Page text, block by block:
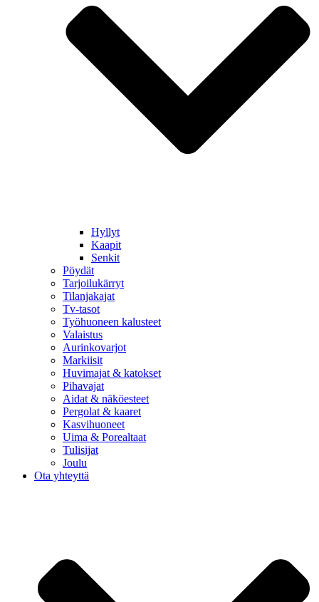
Hyllyt
Kaapit
Senkit
Pöydät
Tarjoilukärryt
Tilanjakajat
Tv-tasot
Työhuoneen kalusteet
Valaistus
Aurinkovarjot
Markiisit
Huvimajat & katokset
Pihavajat
Aidat & näköesteet
Pergolat & kaaret
Kasvihuoneet
Uima & Porealtaat
Tulisijat
Joulu
Ota yhteyttä